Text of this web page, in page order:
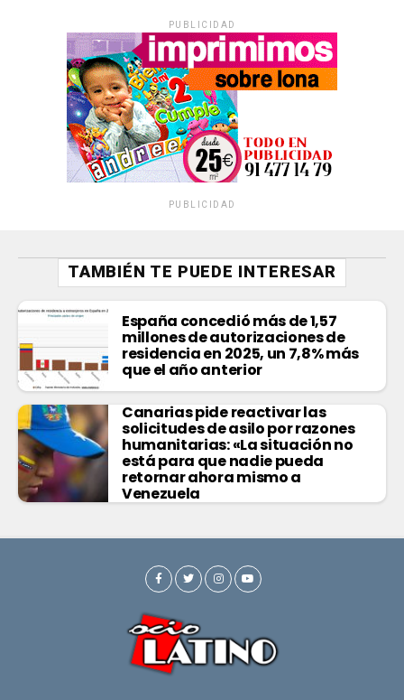
PUBLICIDAD
PUBLICIDAD
TAMBIÉN TE PUEDE INTERESAR
España concedió más de 1,57
millones de autorizaciones de
residencia en 2025, un 7,8% más
que el año anterior
Canarias pide reactivar las
solicitudes de asilo por razones
humanitarias: «La situación no
está para que nadie pueda
retornar ahora mismo a
Venezuela